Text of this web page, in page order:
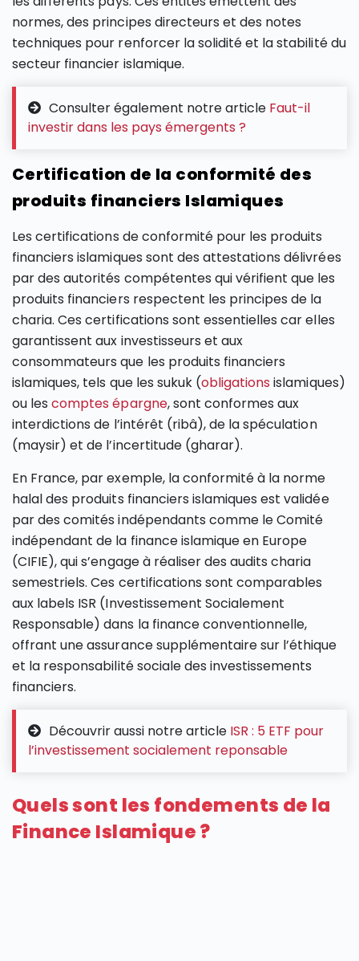
normes, des principes directeurs et des notes
techniques pour renforcer la solidité et la stabilité du
secteur financier islamique.
Consulter également notre article Faut-il
investir dans les pays émergents ?
Certification de la conformité des
produits financiers Islamiques
Les certifications de conformité pour les produits
financiers islamiques sont des attestations délivrées
par des autorités compétentes qui vérifient que les
produits financiers respectent les principes de la
charia. Ces certifications sont essentielles car elles
garantissent aux investisseurs et aux
consommateurs que les produits financiers
islamiques, tels que les sukuk (obligations islamiques)
ou lescomptes épargne, sont conformes aux
interdictions de l’intérêt (ribâ), de la spéculation
(maysir) et de l’incertitude (gharar).
En France, par exemple, la conformité à la norme
halal des produits financiers islamiques est validée
par des comités indépendants comme le Comité
indépendant de la finance islamique en Europe
(CIFIE), qui s’engage à réaliser des audits charia
semestriels. Ces certifications sont comparables
aux labels ISR (Investissement Socialement
Responsable) dans la finance conventionnelle,
offrant une assurance supplémentaire sur l’éthique
et la responsabilité sociale des investissements
financiers.
Découvrir aussi notre article ISR : 5 ETF pour
l’investissement socialement reponsable
Quels sont les fondements de la
Finance Islamique ?